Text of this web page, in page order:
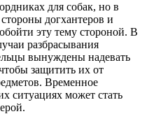
для собак, но в
догхантеров и
эту тему стороной. В
разбрасывания
вынуждены надевать
защитить их от
Временное
ситуациях может стать